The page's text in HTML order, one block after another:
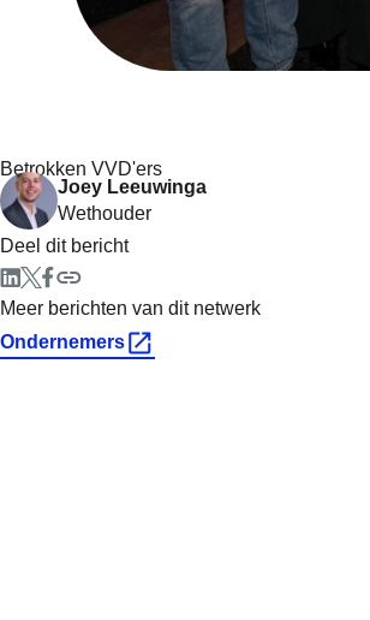
Betrokken VVD'ers
Joey Leeuwinga
Wethouder
Deel dit bericht
Meer berichten van dit netwerk
Ondernemers